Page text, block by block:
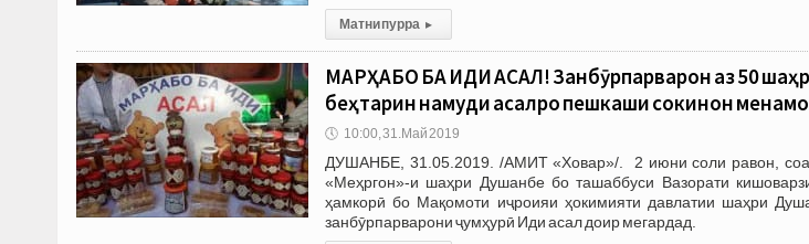
Матни пурра ▸
МАРҲАБО БА ИДИ АСАЛ! Занбӯрпарварон аз 50
беҳтарин намуди асалро пешкаши сокинон
🕔 10:00, 31.Май 2019
ДУШАНБЕ, 31.05.2019. /АМИТ «Ховар»/. 2 июни соли равон,
«Меҳргон»-и шаҳри Душанбе бо ташаббуси Вазорати
ҳамкорӣ бо Мақомоти иҷроияи ҳокимияти давлатии шаҳри
занбӯрпарварони ҷумҳурӣ Иди асал доир мегардад.